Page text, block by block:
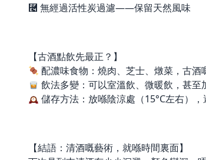
⿤ 無經過活性炭過濾——保留天然風味
【古酒點飲先最正？】
配濃味食物：燒肉、芝士、燉菜，古酒
飲法多變：可以室溫飲、微暖飲，甚至
儲存方法：放喺陰涼處（15°C左右）
【結語：清酒嘅藝術，就喺時間裏面】